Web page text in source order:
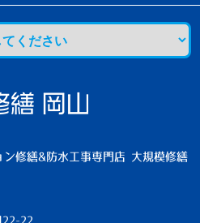
ン修繕&防水工事専門店 大規模修繕
22-22